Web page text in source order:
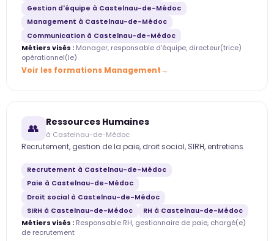
Gestion d'équipe à Castelnau-de-Médoc
Management à Castelnau-de-Médoc
Communication à Castelnau-de-Médoc
Métiers visés : Manager, responsable d'équipe, directeur(trice)
opérationnel(le)
Voir les formations Management
👥 Ressources Humaines
à Castelnau-de-Médoc
Recrutement, gestion de la paie, droit social, SIRH, entretiens
Recrutement à Castelnau-de-Médoc
Paie à Castelnau-de-Médoc
Droit social à Castelnau-de-Médoc
SIRH à Castelnau-de-Médoc
RH à Castelnau-de-Médoc
Métiers visés : Responsable RH, gestionnaire de paie, chargé(e)
de recrutement